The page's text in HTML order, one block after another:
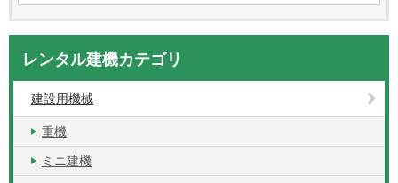
レンタル建機カテゴリ
建設用機械
重機
ミニ建機